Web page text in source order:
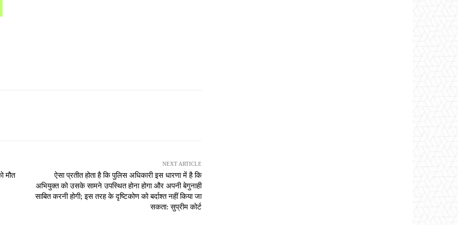
मौत
NEXT ARTICLE
ऐसा प्रतीत होता है कि पुलिस अधिकारी इस धारणा में है कि
अभियुक्त को उसके सामने उपस्थित होना होगा और अपनी बेगुनाही
साबित करनी होगी; इस तरह के दृष्टिकोण को बर्दाश्त नहीं किया जा
सकता: सुप्रीम कोर्ट